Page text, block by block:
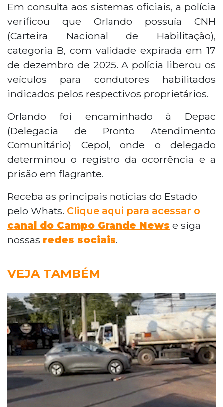
Em consulta aos sistemas oficiais, a polícia
verificou que Orlando possuía CNH
(Carteira Nacional de Habilitação),
categoria B, com validade expirada em 17
de dezembro de 2025. A polícia liberou os
veículos para condutores habilitados
indicados pelos respectivos proprietários.
Orlando foi encaminhado à Depac
(Delegacia de Pronto Atendimento
Comunitário) Cepol, onde o delegado
determinou o registro da ocorrência e a
prisão em flagrante.
Receba as principais notícias do Estado
pelo Whats. Clique aqui para acessar o
canal do Campo Grande News e siga
nossas redes sociais.
VEJA TAMBÉM